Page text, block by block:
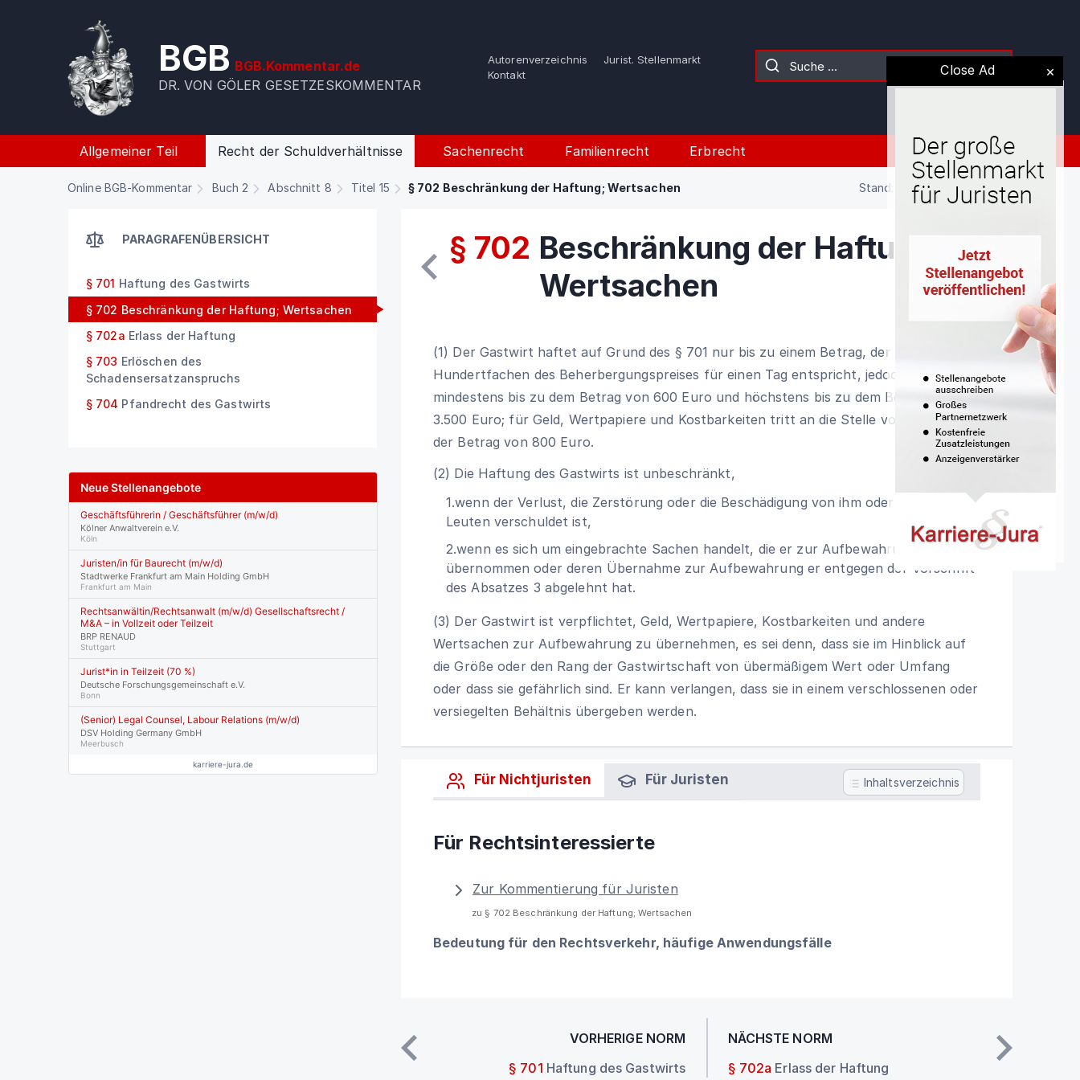
BGB BGB.Kommentar.de
DR. VON GÖLER GESETZESKOMMENTAR
Autorenverzeichnis
Jurist. Stellenmarkt
Kontakt
Allgemeiner Teil Recht der Schuldverhältnisse Sachenrecht Familienrecht Erbrecht
Online BGB-Kommentar Buch 2 Abschnitt 8 Titel 15 § 702 Beschränkung der Haftung; Wertsachen Stand: 02.08.2026 (Gesetz)
Close Ad
PARAGRAFENÜBERSICHT
§ 701 Haftung des Gastwirts
§ 702 Beschränkung der Haftung; Wertsachen
§ 702a Erlass der Haftung
§ 703 Erlöschen des
Schadensersatzanspruchs
§ 704 Pfandrecht des Gastwirts
§ 702 Beschränkung der Haftung;
Wertsachen
(1) Der Gastwirt haftet auf Grund des § 701 nur bis zu einem Betrag, der dem
Hundertfachen des Beherbergungspreises für einen Tag entspricht, jedoch
mindestens bis zu dem Betrag von 600 Euro und höchstens bis zu dem Betrag von
3.500 Euro; für Geld, Wertpapiere und Kostbarkeiten tritt an die Stelle von 3.500 Euro
der Betrag von 800 Euro.
(2) Die Haftung des Gastwirts ist unbeschränkt,
1.wenn der Verlust, die Zerstörung oder die Beschädigung von ihm oder seinen
Leuten verschuldet ist,
2.wenn es sich um eingebrachte Sachen handelt, die er zur Aufbewahrung
übernommen oder deren Übernahme zur Aufbewahrung er entgegen der Vorschrift
des Absatzes 3 abgelehnt hat.
(3) Der Gastwirt ist verpflichtet, Geld, Wertpapiere, Kostbarkeiten und andere
Wertsachen zur Aufbewahrung zu übernehmen, es sei denn, dass sie im Hinblick auf
die Größe oder den Rang der Gastwirtschaft von übermäßigem Wert oder Umfang
oder dass sie gefährlich sind. Er kann verlangen, dass sie in einem verschlossenen oder
versiegelten Behältnis übergeben werden.
Für Nichtjuristen Für Juristen Inhaltsverzeichnis
Für Rechtsinteressierte
Zur Kommentierung für Juristen
zu § 702 Beschränkung der Haftung; Wertsachen
Bedeutung für den Rechtsverkehr, häufige Anwendungsfälle
VORHERIGE NORM
§ 701 Haftung des Gastwirts
NÄCHSTE NORM
§ 702a Erlass der Haftung